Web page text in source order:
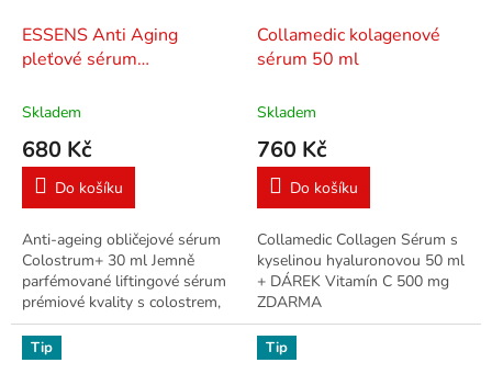
ESSENS Anti Aging
pleťové sérum
Skladem
680 Kč
Do košíku
Anti-ageing obličejové sérum
Colostrum+ 30 ml Jemně
parfémované liftingové sérum
prémiové kvality s colostrem,
kyselinou hyaluronovou,
makadamiovým olejem a
čajovníkem čínským...
Collamedic kolagenové
sérum 50 ml
Skladem
760 Kč
Do košíku
Collamedic Collagen Sérum s
kyselinou hyaluronovou 50 ml
+ DÁREK Vitamín C 500 mg
ZDARMA
Tip Tip